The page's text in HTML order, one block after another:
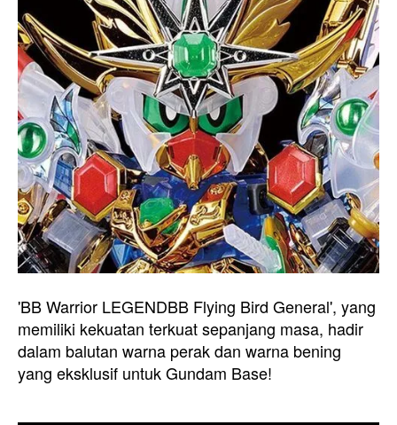
'BB Warrior LEGENDBB Flying Bird General', yang
memiliki kekuatan terkuat sepanjang masa, hadir
dalam balutan warna perak dan warna bening
yang eksklusif untuk Gundam Base!